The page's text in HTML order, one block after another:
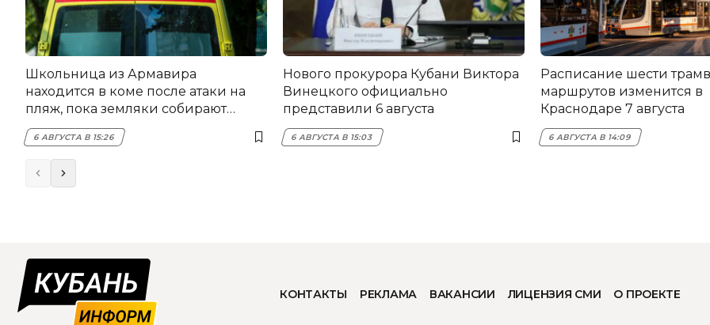
Школьница из Армавира
находится в коме после атаки на
пляж, пока земляки собирают
помощь
6 АВГУСТА В 15:26
Нового прокурора Кубани Виктора
Винецкого официально
представили 6 августа
6 АВГУСТА В 15:03
Расписание шести
маршрутов изменится в
Краснодаре 7 августа
6 АВГУСТА В 14:09
КОНТАКТЫ РЕКЛАМА ВАКАНСИИ ЛИЦЕНЗИЯ СМИ О ПРОЕКТЕ